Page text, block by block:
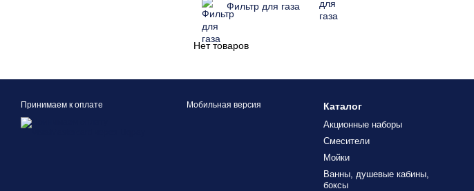
Фильтр для газа
Нет товаров
Принимаем к оплате Мобильная версия Каталог
Акционные наборы
Смесители
Мойки
Ванны, душевые кабины,
боксы